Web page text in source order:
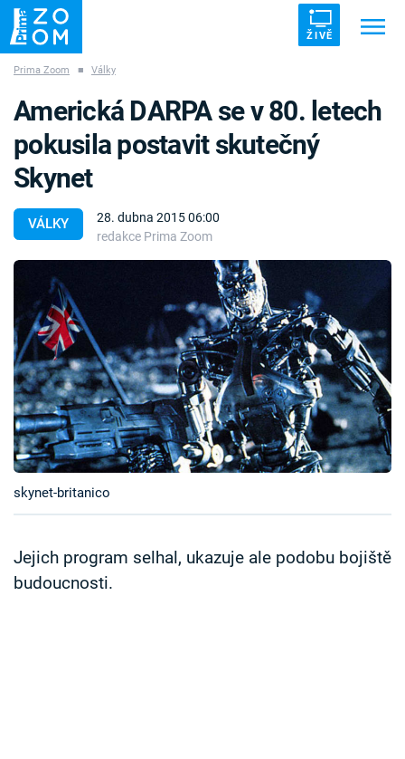
ŽIVĚ
ZÁHADY VETŘELCI DÁVNOVĚKU
Témata
Témata
Pořady
TV Program
Časopis
Sledujte prima+
Sledujte nás
Prima Zoom ■ Války
VÁLKY
28. dubna 2015 06:00
redakce Prima Zoom
Americká DARPA se v 80. letech
pokusila postavit skutečný
Skynet
skynet-britanico
Jejich program selhal, ukazuje ale podobu bojiště
budoucnosti.